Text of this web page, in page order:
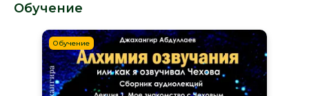
Обучение
Обучение